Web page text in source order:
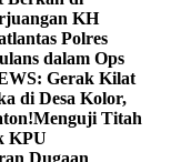
KH
Polres
dalam Ops
Gerak Kilat
di Desa Kolor,
Menguji Titah
KPU
Dugaan